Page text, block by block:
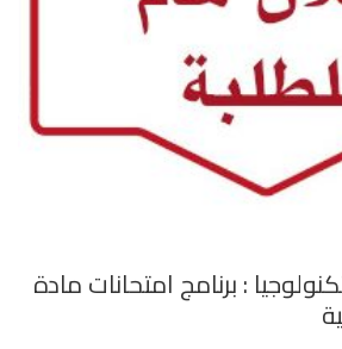
: برنامج امتحانات مادة